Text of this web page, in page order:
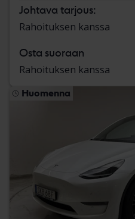
Johtava tarjous:
Rahoituksen kanssa
Osta suoraan
Rahoituksen kanssa
Huomenna